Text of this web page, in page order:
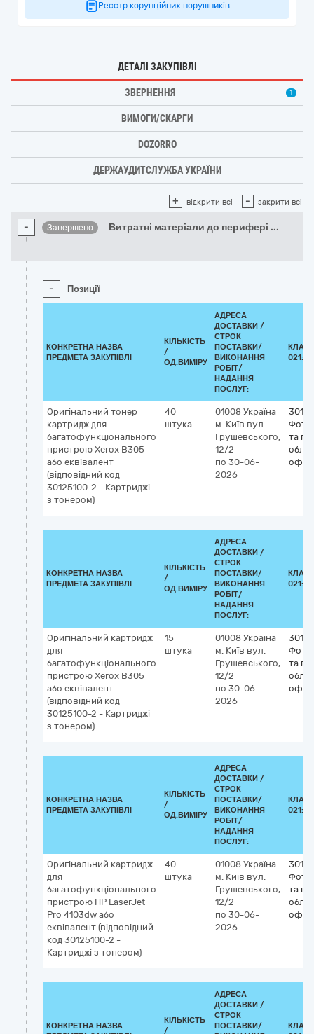
Реєстр корупційних порушників
ДЕТАЛІ ЗАКУПІВЛІ
ЗВЕРНЕННЯ 1
ВИМОГИ/СКАРГИ
DOZORRO
ДЕРЖАУДИТСЛУЖБА УКРАЇНИ
+ відкрити всі - закрити всі
- Завершено Витратні матеріали до перифері ...
- Позиції
КОНКРЕТНА НАЗВА
ПРЕДМЕТА ЗАКУПІВЛІ
КІЛЬКІСТЬ
/
ОД.ВИМІРУ
АДРЕСА
ДОСТАВКИ /
СТРОК
ПОСТАВКИ/
ВИКОНАННЯ
РОБІТ/
НАДАННЯ
ПОСЛУГ:
Оригінальний тонер
картридж для
багатофункціонального
пристрою Xerox B305
або еквівалент
(відповідний код
30125100-2 - Картриджі
з тонером)
40
штука
01008 Україна
м. Київ вул.
Грушевського,
12/2
по 30-06-
2026
та
КОНКРЕТНА НАЗВА
ПРЕДМЕТА ЗАКУПІВЛІ
КІЛЬКІСТЬ
/
ОД.ВИМІРУ
АДРЕСА
ДОСТАВКИ /
СТРОК
ПОСТАВКИ/
ВИКОНАННЯ
РОБІТ/
НАДАННЯ
ПОСЛУГ:
Оригінальний картридж
для
багатофункціонального
пристрою Xerox B305
або еквівалент
(відповідний код
30125100-2 - Картриджі
з тонером)
15
штука
01008 Україна
м. Київ вул.
Грушевського,
12/2
по 30-06-
2026
та
КОНКРЕТНА НАЗВА
ПРЕДМЕТА ЗАКУПІВЛІ
КІЛЬКІСТЬ
/
ОД.ВИМІРУ
АДРЕСА
ДОСТАВКИ /
СТРОК
ПОСТАВКИ/
ВИКОНАННЯ
РОБІТ/
НАДАННЯ
ПОСЛУГ:
Оригінальний картридж
для
багатофункціонального
пристрою HP LaserJet
Pro 4103dw або
еквівалент (відповідний
код 30125100-2 -
Картриджі з тонером)
40
штука
01008 Україна
м. Київ вул.
Грушевського,
12/2
по 30-06-
2026
та
КОНКРЕТНА НАЗВА
КІЛЬКІСТЬ
/
АДРЕСА
ДОСТАВКИ /
СТРОК
ПОСТАВКИ/